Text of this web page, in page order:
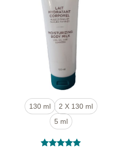
130 ml
2 X 130 ml
5 ml